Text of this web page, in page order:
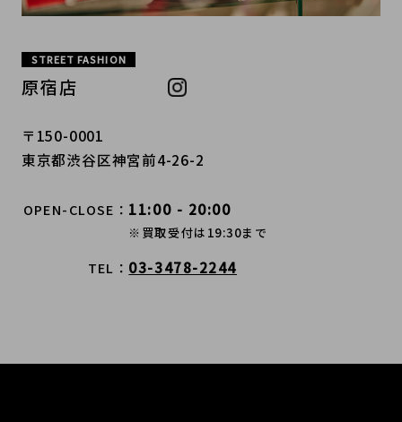
STREET FASHION
原宿店
〒150-0001
東京都渋谷区神宮前4-26-2
OPEN-CLOSE 11:00 - 20:00
※買取受付は19:30まで
TEL 03-3478-2244